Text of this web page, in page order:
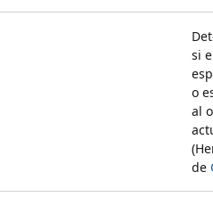
si
o
al
de